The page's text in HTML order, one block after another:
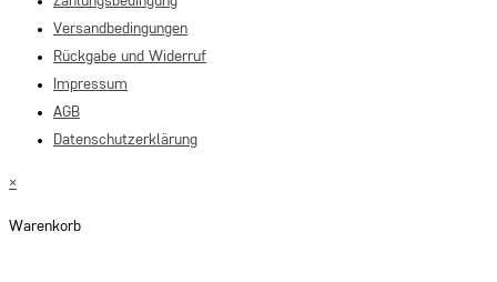
Versandbedingungen
Rückgabe und Widerruf
Impressum
AGB
Datenschutzerklärung
×
Warenkorb